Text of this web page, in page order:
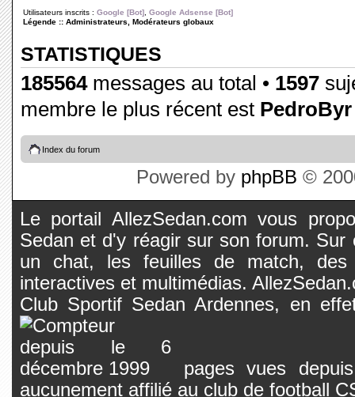
Utilisateurs inscrits : Google [Bot] Google Adsense [Bot]
Légende :: Administrateurs Modérateurs globaux
STATISTIQUES
185564messages au total • 1597
membre le plus récent est PedroByr
Index du forum
Powered by phpBB ©
Le portail AllezSedan.com vous
Sedan et d'y réagir sur son forum.
un chat, les feuilles de match, des
interactives et multimédias.
Club Sportif Sedan Ardennes, en
pages vues
aucunement affilié au club de football